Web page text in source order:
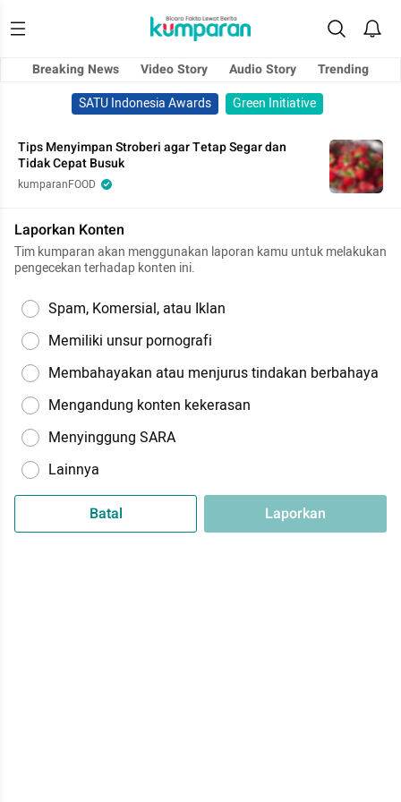
Breaking News Video Story Audio Story
Trending
SATU Indonesia Awards
Green Initiative
Tips Menyimpan Stroberi agar Tetap Segar dan
Tidak Cepat Busuk
kumparanFOOD
Laporkan Konten
Tim kumparan akan menggunakan laporan kamu untuk melakukan
pengecekan terhadap konten ini.
Spam, Komersial, atau Iklan
Memiliki unsur pornografi
Membahayakan atau menjurus tindakan berbahaya
Mengandung konten kekerasan
Menyinggung SARA
Lainnya
Batal Laporkan